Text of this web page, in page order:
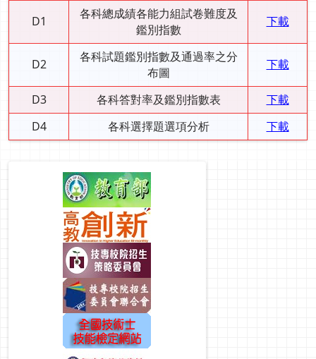
D1
各科總成績各能力組試卷難度及
鑑別指數
下載
D2
各科試題鑑別指數及通過率之分
布圖
下載
D3 各科答對率及鑑別指數表
下載
D4
各科選擇題選項分析 下載